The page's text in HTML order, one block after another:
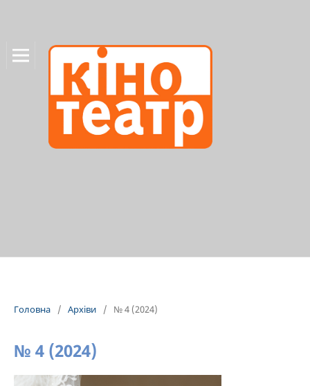
Головна / Архіви / № 4 (2024)
№ 4 (2024)